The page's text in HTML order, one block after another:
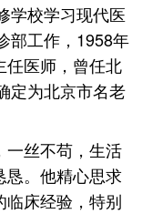
学校学习现代医
部工作，1958年
任医师，曾任北
定为北京市名老
一丝不苟，生活
恳。他精心思求
床经验，特别